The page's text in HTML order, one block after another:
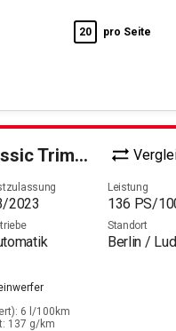
20 pro Seite
6d)(OPF)
2023
Leistung
136 PS/
Standort
Berlin /
6 l/100km
137 g/km